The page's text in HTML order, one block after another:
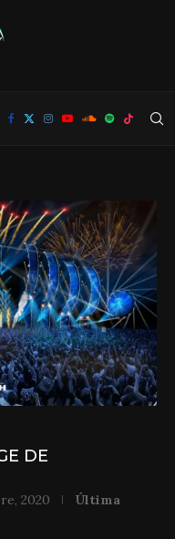
DE
2020
Última